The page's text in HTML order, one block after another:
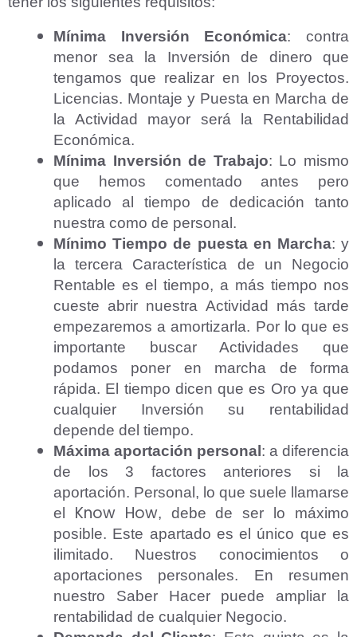
Mínima Inversión Económica: contra
menor sea la Inversión de dinero que
tengamos que realizar en los Proyectos.
Licencias. Montaje y Puesta en Marcha de
la Actividad mayor será la Rentabilidad
Económica.
Mínima Inversión de Trabajo: Lo mismo
que hemos comentado antes pero
aplicado al tiempo de dedicación tanto
nuestra como de personal.
Mínimo Tiempo de puesta en Marcha: y
la tercera Característica de un
Negocio
Rentable es el tiempo, a más tiempo nos
cueste abrir nuestra Actividad
más tarde
empezaremos a amortizarla. Por lo que es
importante buscar Actividades que
podamos poner en marcha de forma
rápida. El tiempo dicen que es Oro ya que
cualquier Inversión su rentabilidad
depende del tiempo.
Máxima aportación personal : a diferencia
de los 3 factores anteriores si la
aportación. Personal, lo que suele llamarse
el Know How, debe de ser lo máximo
posible. Este apartado es el único que es
ilimitado. Nuestros conocimientos o
aportaciones personales. En resumen
nuestro Saber Hacer puede ampliar la
rentabilidad de cualquier Negocio.